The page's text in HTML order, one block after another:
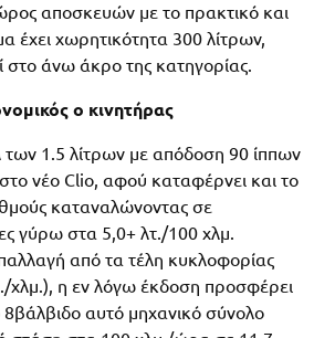
αποσκευών με το πρακτικό και
έχει χωρητικότητα 300 λίτρων,
στο άνω άκρο της κατηγορίας.
ο κινητήρας
των 1.5 λίτρων με απόδοση 90 ίππων
νέο Clio, αφού καταφέρνει και το
καταναλώνοντας σε
γύρω στα 5,0+ λτ./100 χλμ.
από τα τέλη κυκλοφορίας
χλμ.), η εν λόγω έκδοση προσφέρει
8βάλβιδο αυτό μηχανικό σύνολο